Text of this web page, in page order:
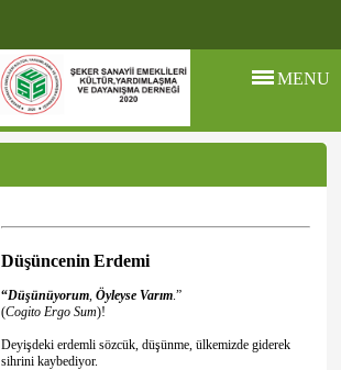
MENU
Düşüncenin Erdemi
“Düşünüyorum, Öyleyse Varım.”
(Cogito Ergo Sum)!
Deyişdeki erdemli sözcük, düşünme, ülkemizde giderek
sihrini kaybediyor.